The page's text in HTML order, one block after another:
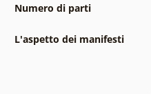
Numero di parti
L'aspetto dei manifesti